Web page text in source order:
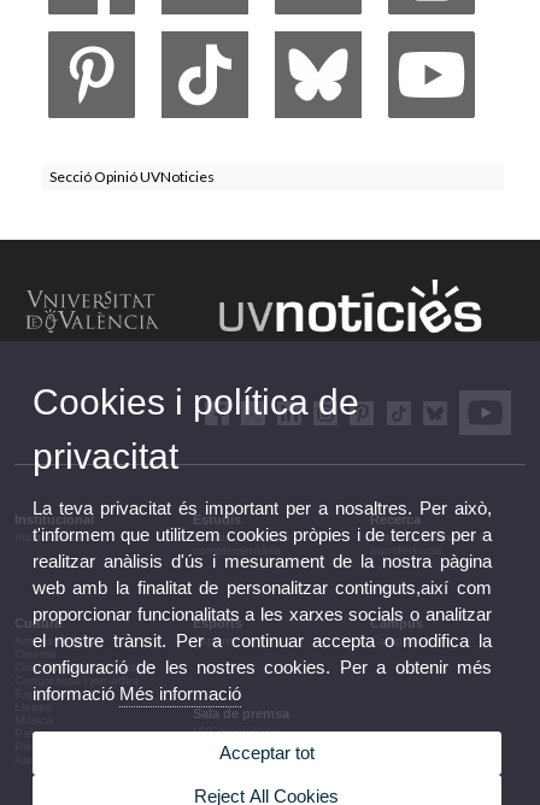
Secció Opinió UVNoticies
Institucional
Institucional
Estudis
Estudis i formació
Recerca
Recerca, innovació i
Cultura
Arts escèniques
Conferències i debats
Congressos i jornades
Exposicions
Patrimoni
Esports
Esports
Campus
Campus
Sala de premsa
UVComunicació
Notes de premsa
Agenda de govern
Informació corporativa
Cookies i política de
privacitat
La teva privacitat és important per a nosaltres. Per això,
t'informem que utilitzem cookies pròpies i de tercers per a
realitzar anàlisis d'ús i mesurament de la nostra pàgina
web amb la finalitat de personalitzar continguts,així com
proporcionar funcionalitats a les xarxes socials o analitzar
el nostre trànsit. Per a continuar accepta o modifica la
configuració de les nostres cookies. Per a obtenir més
informació Més informació
Acceptar tot
Reject All Cookies